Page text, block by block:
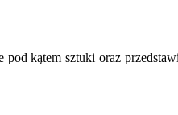
kątem sztuki oraz